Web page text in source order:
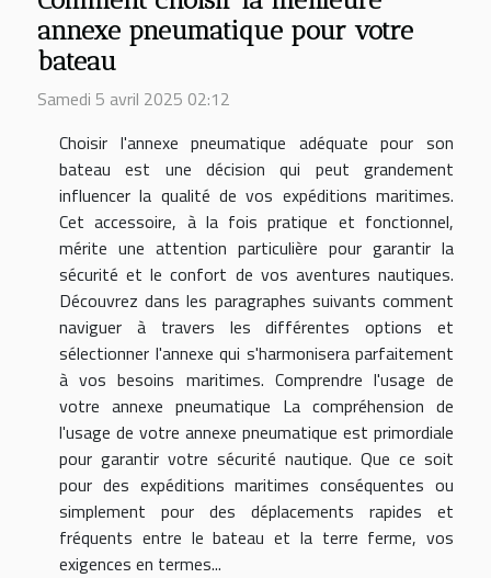
annexe pneumatique pour votre
bateau
Samedi 5 avril 2025 02:12
Choisir l'annexe pneumatique adéquate pour son
bateau est une décision qui peut grandement
influencer la qualité de vos expéditions maritimes.
Cet accessoire, à la fois pratique et fonctionnel,
mérite une attention particulière pour garantir la
sécurité et le confort de vos aventures nautiques.
Découvrez dans les paragraphes suivants comment
naviguer à travers les différentes options et
sélectionner l'annexe qui s'harmonisera parfaitement
à vos besoins maritimes. Comprendre l'usage de
votre annexe pneumatique La compréhension de
l'usage de votre annexe pneumatique est primordiale
pour garantir votre sécurité nautique. Que ce soit
pour des expéditions maritimes conséquentes ou
simplement pour des déplacements rapides et
fréquents entre le bateau et la terre ferme, vos
exigences en termes...